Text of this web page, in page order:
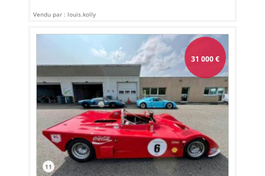
Vendu par : louis.kolly
31 000€
11